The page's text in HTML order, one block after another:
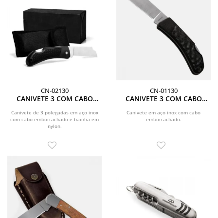
CN-02130
CANIVETE 3 COM CABO
EM NYLON
Canivete de 3 polegadas em aço inox
com cabo emborrachado e bainha em
nylon.
CN-01130
CANIVETE 3 COM CABO
Canivete em aço inox com cabo
emborrachado.